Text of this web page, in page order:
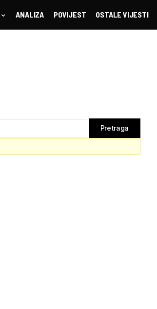
ANALIZA POVIJEST OSTALE VIJESTI